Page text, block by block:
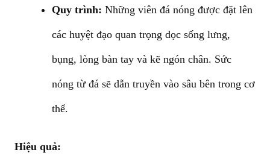
Quy trình: Những viên đá nóng được đặt lên
các huyệt đạo quan trọng dọc sống lưng,
bụng, lòng bàn tay và kẽ ngón chân. Sức
nóng từ đá sẽ dẫn truyền vào sâu bên trong cơ
thể.
Hiệu quả: